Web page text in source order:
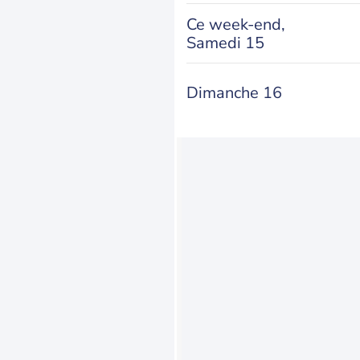
Ce week-end,
Samedi 15
Dimanche 16